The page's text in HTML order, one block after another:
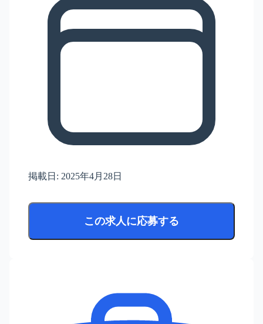
掲載日: 2025年4月28日
この求人に応募する